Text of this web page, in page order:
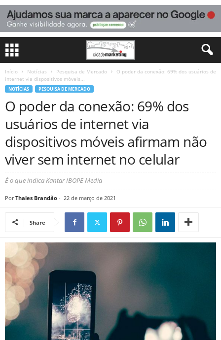
Início Notícias Pesquisa de Mercado
O poder da conexão: 69% dos usuários de
internet via dispositivos móveis...
NOTÍCIAS PESQUISA DE MERCADO
O poder da conexão: 69% dos
usuários de internet via
dispositivos móveis afirmam não
viver sem internet no celular
É o que indica Kantar IBOPE Media
Por Thales Brandão - 22 de março de 2021
Share